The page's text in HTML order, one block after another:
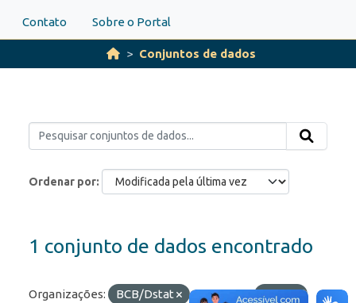
Contato Sobre o Portal
Conjuntos de dados
Ordenar por
1 conjunto de dados encontrado
Organizações: BCB/Dstat Formatos:
JSON